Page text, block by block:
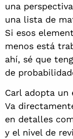
una
una lista de
Si esos
menos está
ahí, sé que
de
Carl adopta un
Va
en detalles
y el nivel de